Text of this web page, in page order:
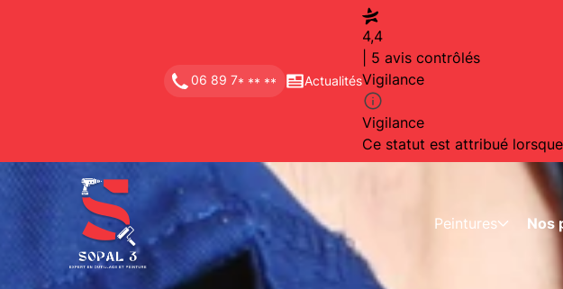
06 89 7* ** ** Actualités
4,4
| 5 avis contrôlés
Vigilance
Vigilance
Ce statut est attribué
Peintures Nos